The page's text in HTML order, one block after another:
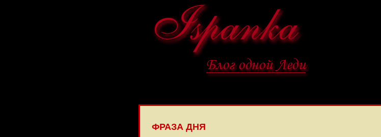
ФРАЗА ДНЯ